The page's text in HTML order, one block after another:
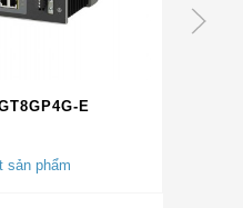
E
sản phẩm